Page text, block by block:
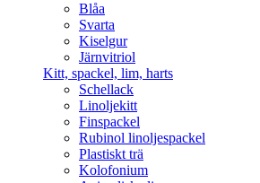
Blåa
Svarta
Kiselgur
Järnvitriol
Kitt, spackel, lim, harts
Schellack
Linoljekitt
Finspackel
Rubinol linoljespackel
Plastiskt trä
Kolofonium